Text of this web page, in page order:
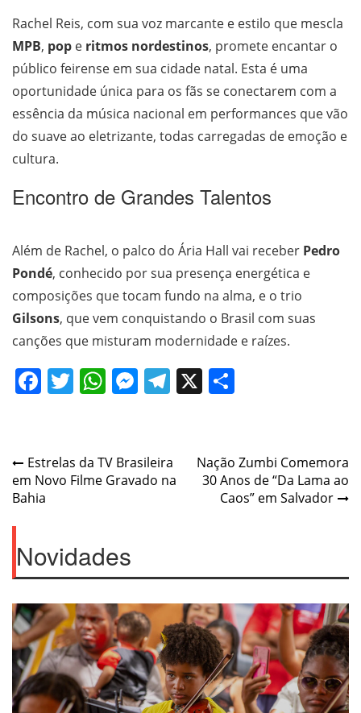
Rachel Reis, com sua voz marcante e estilo que mescla
MPB, pop e ritmos nordestinos, promete encantar o
público feirense em sua cidade natal. Esta é uma
oportunidade única para os fãs se conectarem com a
essência da música nacional em performances que vão
do suave ao eletrizante, todas carregadas de emoção e
cultura.
Encontro de Grandes Talentos
Além de Rachel, o palco do Ária Hall vai receber Pedro
Pondé, conhecido por sua presença energética e
composições que tocam fundo na alma, e o trio
Gilsons, que vem conquistando o Brasil com suas
canções que misturam modernidade e raízes.
Facebook
Twitter
WhatsApp
Messenger
Telegram
X
Post
navigation
Estrelas da TV Brasileira
em Novo Filme Gravado na
Bahia
Nação Zumbi Comemora
30 Anos de “Da Lama ao
Caos” em Salvador
Novidades